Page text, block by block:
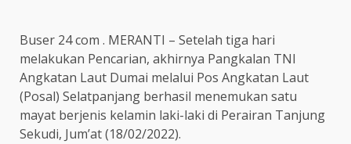
Buser 24 com . MERANTI – Setelah tiga hari
melakukan Pencarian, akhirnya Pangkalan TNI
Angkatan Laut Dumai melalui Pos Angkatan Laut
(Posal) Selatpanjang berhasil menemukan satu
mayat berjenis kelamin laki-laki di Perairan Tanjung
Sekudi, Jum’at (18/02/2022).